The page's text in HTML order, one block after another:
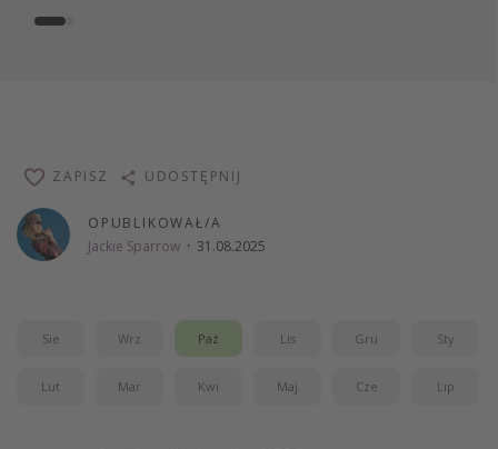
OPUBLIKOWAŁ/A
Jackie Sparrow · 31.08.2025
ZAPISZ UDOSTĘPNIJ
Sie Wrz Paź Lis Gru Sty
Lut Mar Kwi Maj Cze Lip